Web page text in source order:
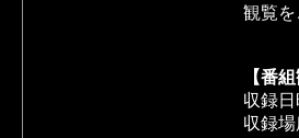
観覧を
【番
収録
収録